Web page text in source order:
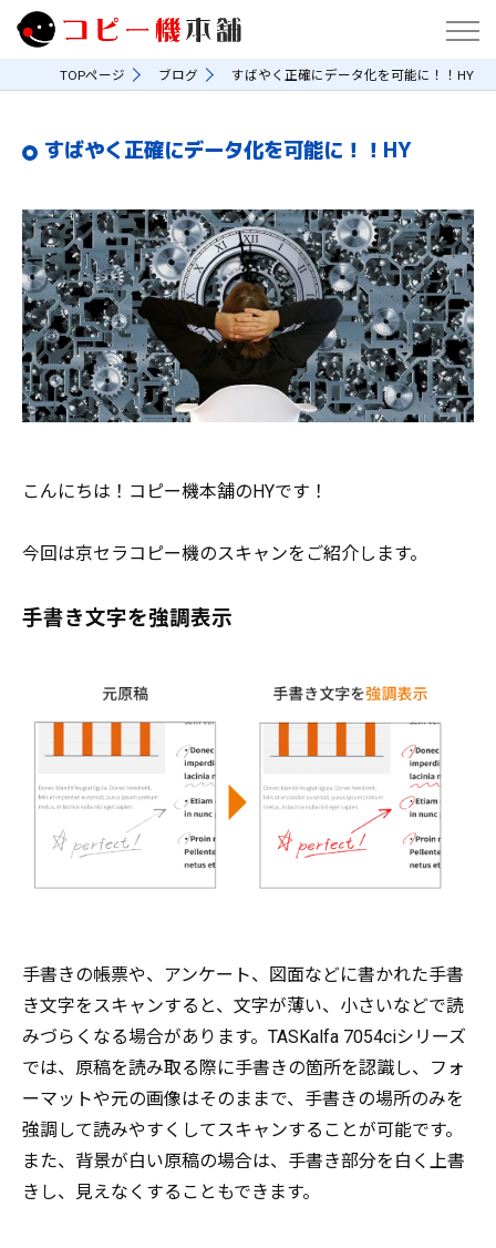
TOPページ ブログ すばやく正確にデータ化を可能に！！HY
すばやく正確にデータ化を可能に！！HY
こんにちは！コピー機本舗のHYです！
今回は京セラコピー機のスキャンをご紹介します。
手書き文字を強調表示
手書きの帳票や、アンケート、図面などに書かれた手書
き文字をスキャンすると、文字が薄い、小さいなどで読
みづらくなる場合があります。TASKalfa 7054ciシリーズ
では、原稿を読み取る際に手書きの箇所を認識し、フォ
ーマットや元の画像はそのままで、手書きの場所のみを
強調して読みやすくしてスキャンすることが可能です。
また、背景が白い原稿の場合は、手書き部分を白く上書
きし、見えなくすることもできます。